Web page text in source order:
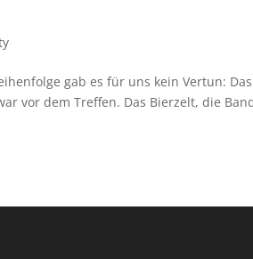
gab es für uns kein Vertun: Das
vor dem Treffen. Das Bierzelt, die